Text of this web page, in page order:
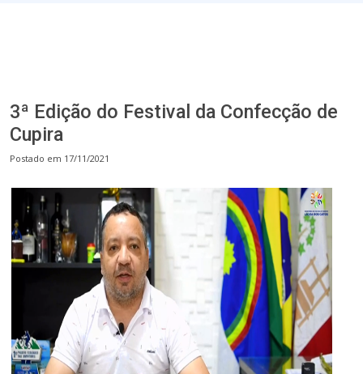
3ª Edição do Festival da Confecção de
Cupira
Postado em 17/11/2021